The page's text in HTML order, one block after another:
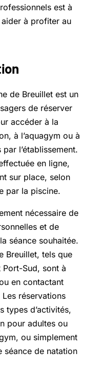
est à
à profiter au
de Breuillet est un
de réserver
accéder à la
à l’aquagym ou à
l’établissement.
en ligne,
sur place, selon
par la piscine.
nécessaire de
et de
séance souhaitée.
Breuillet, tels que
Port-Sud, sont à
en contactant
Les réservations
types d’activités,
pour adultes ou
ou simplement
séance de natation